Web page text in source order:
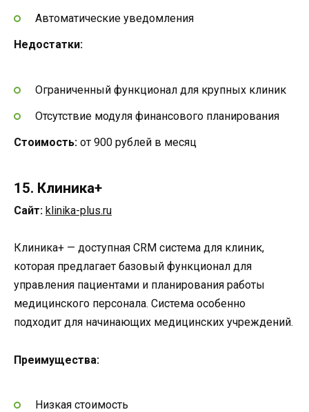
Автоматические уведомления
Недостатки:
Ограниченный функционал для крупных клиник
Отсутствие модуля финансового планирования
Стоимость: от 900 рублей в месяц
15. Клиника+
Сайт: klinika-plus.ru
Клиника+ — доступная CRM система для клиник,
которая предлагает базовый функционал для
управления пациентами и планирования работы
медицинского персонала. Система особенно
подходит для начинающих медицинских учреждений.
Преимущества:
Низкая стоимость